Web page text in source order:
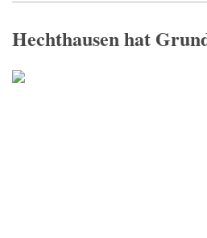
Hechthausen hat